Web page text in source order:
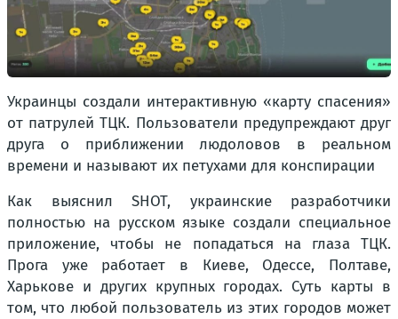
Украинцы создали интерактивную «карту спасения»
от патрулей ТЦК. Пользователи предупреждают друг
друга о приближении людоловов в реальном
времени и называют их петухами для конспирации
Как выяснил SHOT, украинские разработчики
полностью на русском языке создали специальное
приложение, чтобы не попадаться на глаза ТЦК.
Прога уже работает в Киеве, Одессе, Полтаве,
Харькове и других крупных городах. Суть карты в
том, что любой пользователь из этих городов может